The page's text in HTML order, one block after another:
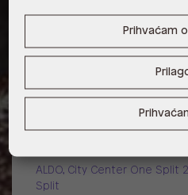
ALDO, City Center One West
ALDO, Arena Centar 10020
ALDO, City Center One Split
Split
Prihvaćam